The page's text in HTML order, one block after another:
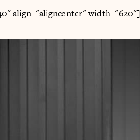
align="aligncenter" width="620"]